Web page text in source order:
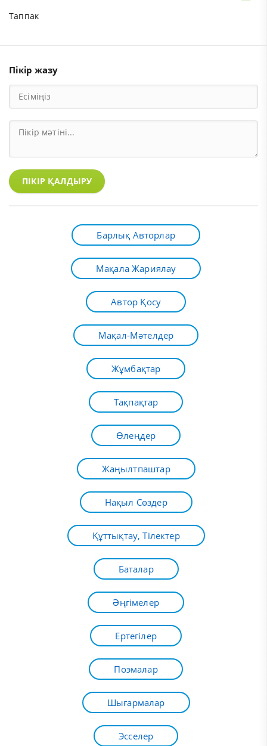
Таппак
Пікір жазу
ПІКІР ҚАЛДЫРУ
Барлық Авторлар
Мақала Жариялау
Автор Қосу
Мақал-Мәтелдер
Жұмбақтар
Тақпақтар
Өлеңдер
Жаңылтпаштар
Нақыл Сөздер
Құттықтау, Тілектер
Баталар
Әңгімелер
Ертегілер
Поэмалар
Шығармалар
Эсселер